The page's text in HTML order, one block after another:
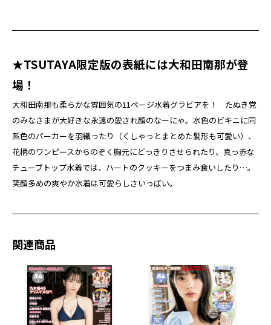
★TSUTAYA限定版の表紙には大和田南那が登
場！
大和田南那も柔らかな雰囲気の11ページ水着グラビアを！ たぬき党
のみなさまが大好きな永遠の愛され顔のなーにゃ。水色のビキニに同
系色のパーカーを羽織ったり（くしゃっとまとめた髪形も可愛い）、
花柄のワンピースからのぞく胸元にどっきりさせられたり、真っ赤な
チューブトップ水着では、ハートのクッキーをつまみ食いしたり…。
笑顔多めの爽やか水着は可愛らしさいっぱい。
関連商品